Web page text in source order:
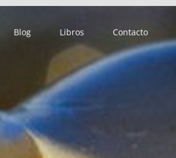
Blog Libros Contacto